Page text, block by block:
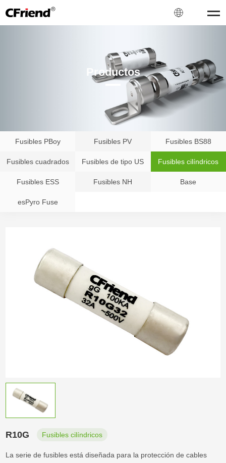
Productos
Fusibles PBoy Fusibles PV Fusibles BS88
Fusibles cuadrados Fusibles de tipo US Fusibles cilíndricos
Fusibles ESS Fusibles NH Base
esPyro Fuse
R10G Fusibles cilíndricos
La serie de fusibles está diseñada para la protección de cables